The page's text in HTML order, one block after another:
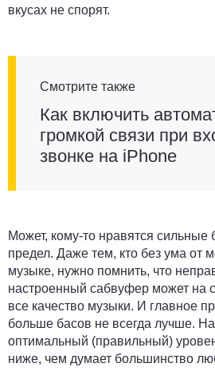
вкусах не спорят.
Смотрите также
Как включить
громкой связи при
звонке на iPhone
Может, кому-то нравятся сильные
предел. Даже тем, кто без ума от
музыке, нужно помнить, что
настроенный сабвуфер может на
все качество музыки. И главное
больше басов не всегда лучше.
оптимальный (правильный)
ниже, чем думает большинство